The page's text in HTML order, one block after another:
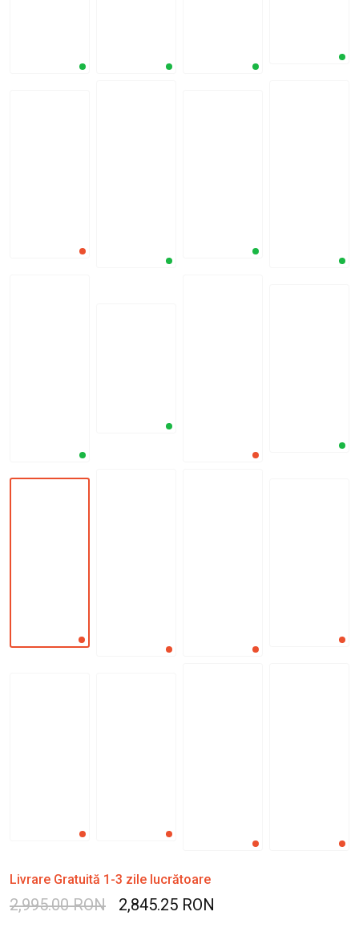
Livrare Gratuită 1-3 zile lucrătoare
2,995.00 RON 2,845.25 RON